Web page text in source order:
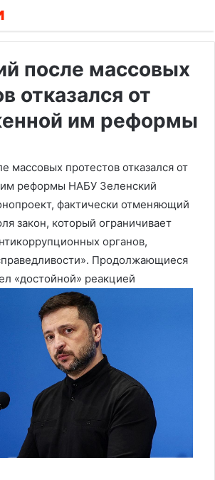
после массовых
отказался от
им реформы
массовых протестов отказался от
реформы НАБУ Зеленский
фактически отменяющий
закон, который ограничивает
органов,
Продолжающиеся
«достойной» реакцией